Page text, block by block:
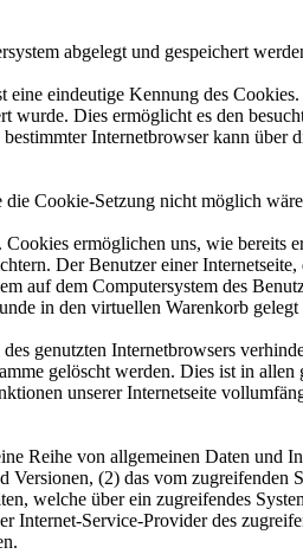
abgelegt und gespeichert
eindeutige Kennung des
Dies ermöglicht es den
Internetbrowser kann
die Cookie-Setzung nicht möglich
ermöglichen uns, wie bereits
Der Benutzer einer
auf dem Computersystem des
in den virtuellen Warenkorb gelegt
genutzten Internetbrowsers
gelöscht werden. Dies ist in
unserer Internetseite
Reihe von allgemeinen Daten und
(2) das vom zugreifenden
welche über ein zugreifendes
Service-Provider des